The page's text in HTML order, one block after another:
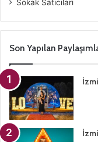
Sokak Satıcıları
Son Yapılan